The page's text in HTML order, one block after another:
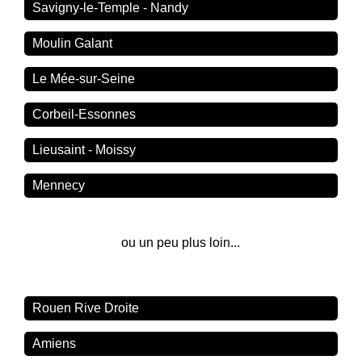
Savigny-le-Temple - Nandy
Moulin Galant
Le Mée-sur-Seine
Corbeil-Essonnes
Lieusaint - Moissy
Mennecy
ou un peu plus loin...
Rouen Rive Droite
Amiens